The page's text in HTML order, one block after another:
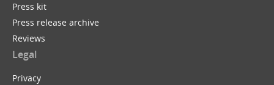
Press kit
Press release archive
Reviews
Legal
Privacy